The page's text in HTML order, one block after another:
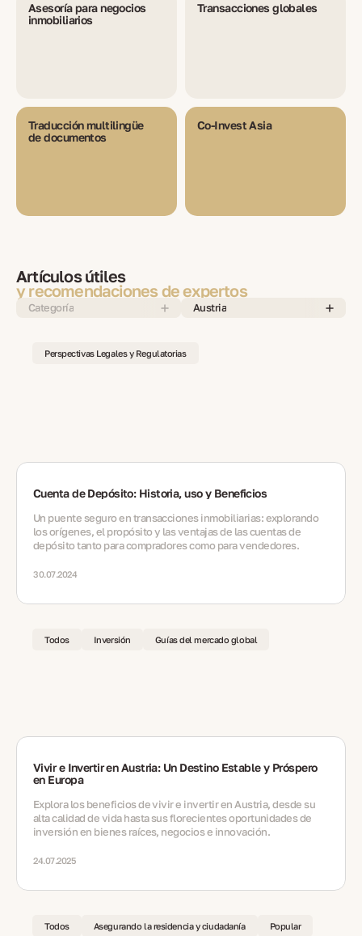
Asesoría para negocios
inmobiliarios
Transacciones globales
Traducción multilingüe
de documentos
Co-Invest Asia
Artículos útiles
y recomendaciones de expertos
Categoría Austria
Perspectivas Legales y Regulatorias
Cuenta de Depósito: Historia, uso y Beneficios
Un puente seguro en transacciones inmobiliarias: explorando
los orígenes, el propósito y las ventajas de las cuentas de
depósito tanto para compradores como para vendedores.
30.07.2024
Todos Inversión Guías del mercado global
Vivir e Invertir en Austria: Un Destino Estable y Próspero
en Europa
Explora los beneficios de vivir e invertir en Austria, desde su
alta calidad de vida hasta sus florecientes oportunidades de
inversión en bienes raíces, negocios e innovación.
24.07.2025
Todos Asegurando la residencia y ciudadanía Popular